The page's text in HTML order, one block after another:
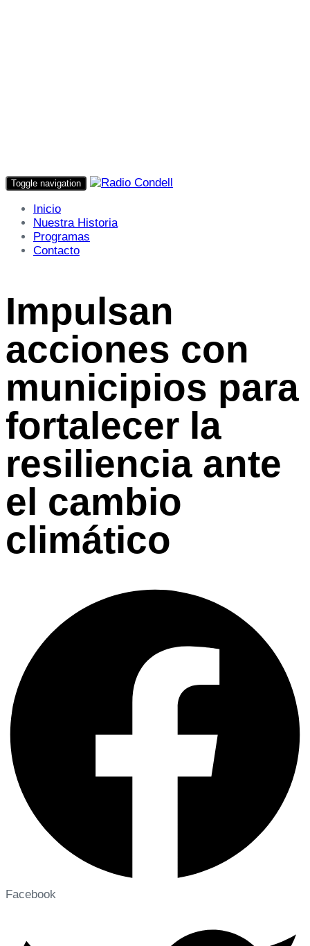
Toggle navigation
Inicio
Nuestra Historia
Programas
Contacto
Impulsan
acciones con
municipios para
fortalecer la
resiliencia ante
el cambio
climático
Facebook